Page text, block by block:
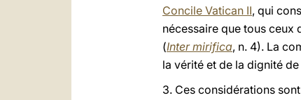
Concile Vatican II, qui
nécessaire que tous
(Inter mirifica, n. 4). La
la vérité et de la dignité
3. Ces considérations